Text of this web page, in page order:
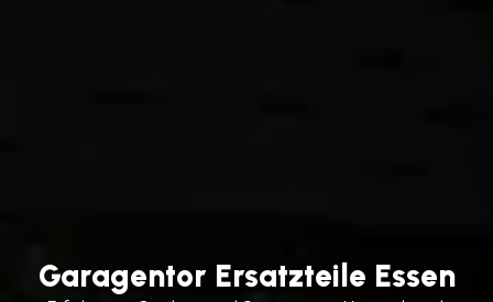
Garagentor Ersatzteile Essen